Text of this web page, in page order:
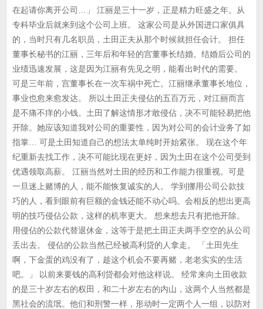
在起请你离开公司…」 江丽是三十一岁，正是精力旺盛之年。从
专科毕业后就来到这个公司上班。 这家公司是从外国进口家俱具
的，当时只有几名职员，土田正夫从那个时候就担任会计。 担任
董事长秘书的江丽，三年后和年轻的宫董事长结婚。结婚后公司的
业绩迅速发展，这是因为江丽有先见之明，能看出时代的需要。
可是三年前，宫董事长在一次车祸中死亡。江丽继承董事长地位，
事业也愈来愈发达。 所以土田正夫侵佔的五百万元，对江丽而言
是不痛不痒的小钱。土田了解这情形才敢侵佔，决不可能轻易把他
开除。她应该知道我对公司的重要性，因为对公司的会计业务了如
指掌… 可是土田知道自己的想法太单纯时开始紧张。 现在这个年
纪重新去找工作，决不可能比现在更好，因为土田在这个公司受到
优遇领取高薪。 江丽当然对土田的经历和工作能力很重视。可是
一旦迷上赌博的人，能不能恢复诚实的人。 学到挪用公司公款技
巧的人，看到眼前有巨额的金钱还能不动心吗。会相反的想出更高
明的技巧侵佔公款，这样的机率更大。 想来想去只有把他开除。
用侵佔的公款代替退休金，这等于是把土田正夫两手空空的从公司
丢出去。 侵佔的公款当然已经被高利贷的人拿走。 「土田先生
啊，下金蛋的鸡没有了，趁这个机会不要再赌，老老实实的生活
吧。」 以前来要钱的高利贷都会对他这样说。 经常来向土田收款
的是三十岁左右的权田，和二十岁左右的内山，这两个人当然都是
黑社会的流氓。他们和刑警一样，形动时一定两个人一组，以防对